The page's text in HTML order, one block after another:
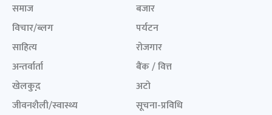
समाज
विचार/ब्लग
साहित्य
अन्तर्वार्ता
खेलकुद़़
जीवनशैली/स्वास्थ्य
बजार
पर्यटन
रोजगार
बैंक / वित्त
अटो
सूचना-प्रविधि